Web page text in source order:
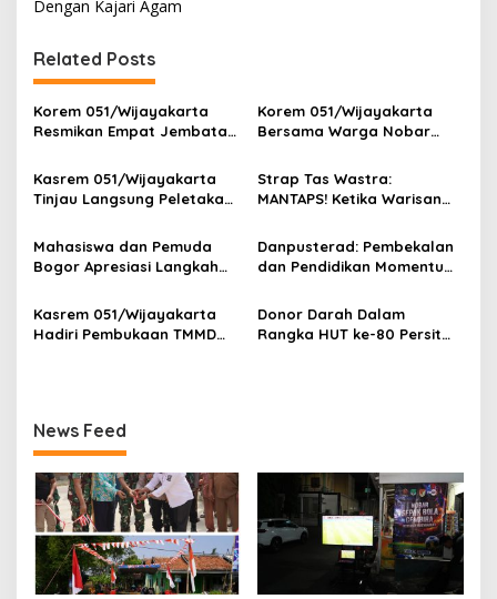
a
s
i
o
Dengan Kajari Agam
Related Posts
Korem 051/Wijayakarta
Resmikan Empat Jembatan
Cita Presiden RI Kepada
Masyarakat Indonesia
Korem 051/Wijayakarta
Bersama Warga Nobar
Pangkalan Ojek Jababeka
Kasrem 051/Wijayakarta
Tinjau Langsung Peletakan
Merah Putih di Pebayuran
Strap Tas Wastra:
MANTAPS! Ketika Warisan
Paling Diburu Tahun 2026
Mahasiswa dan Pemuda
Bogor Apresiasi Langkah
Pertanggungjawaban dan
Marwah Institusi
Danpusterad: Pembekalan
dan Pendidikan Momentum
Karier
Kasrem 051/Wijayakarta
Hadiri Pembukaan TMMD
Donor Darah Dalam
Rangka HUT ke-80 Persit
News Feed